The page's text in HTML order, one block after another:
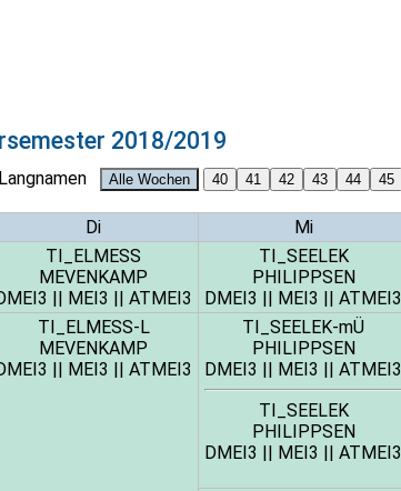
2018/2019
Langnamen
Di Mi
TI_ELMESS
MEVENKAMP
|| MEI3 || ATMEI3
TI_SEELEK
PHILIPPSEN
DMEI3 || MEI3 || ATMEI3
TI_ELMESS-L
MEVENKAMP
|| MEI3 || ATMEI3
TI_SEELEK-mÜ
PHILIPPSEN
DMEI3 || MEI3 || ATMEI3
TI_SEELEK
PHILIPPSEN
DMEI3 || MEI3 || ATMEI3